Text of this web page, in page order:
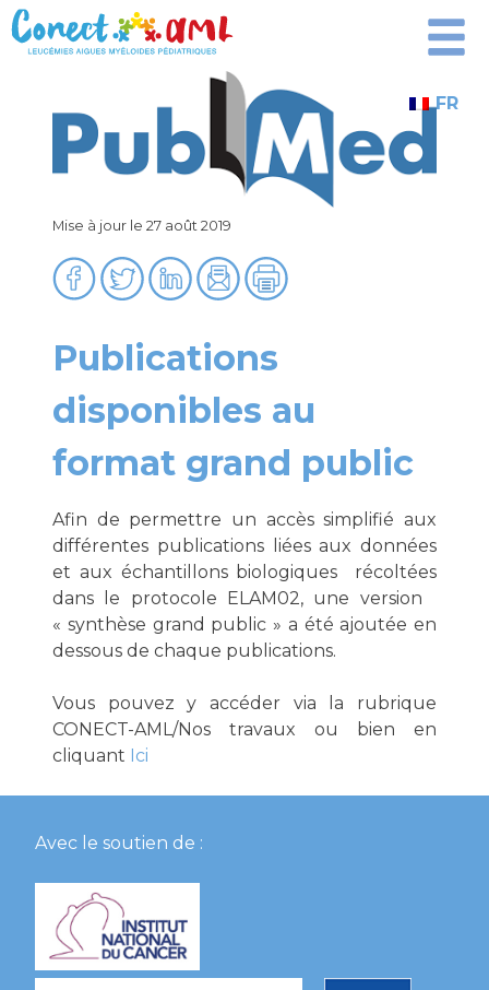
Passer
au
FR
Mise à jour le 27 août 2019
Publications
disponibles au
format grand public
Afin de permettre un accès simplifié aux
différentes publications liées aux données
et aux échantillons biologiques récoltées
dans le protocole ELAM02, une version
« synthèse grand public » a été ajoutée en
dessous de chaque publications.
Vous pouvez y accéder via la rubrique
CONECT-AML/Nos travaux ou bien en
cliquant Ici
Avec le soutien de :